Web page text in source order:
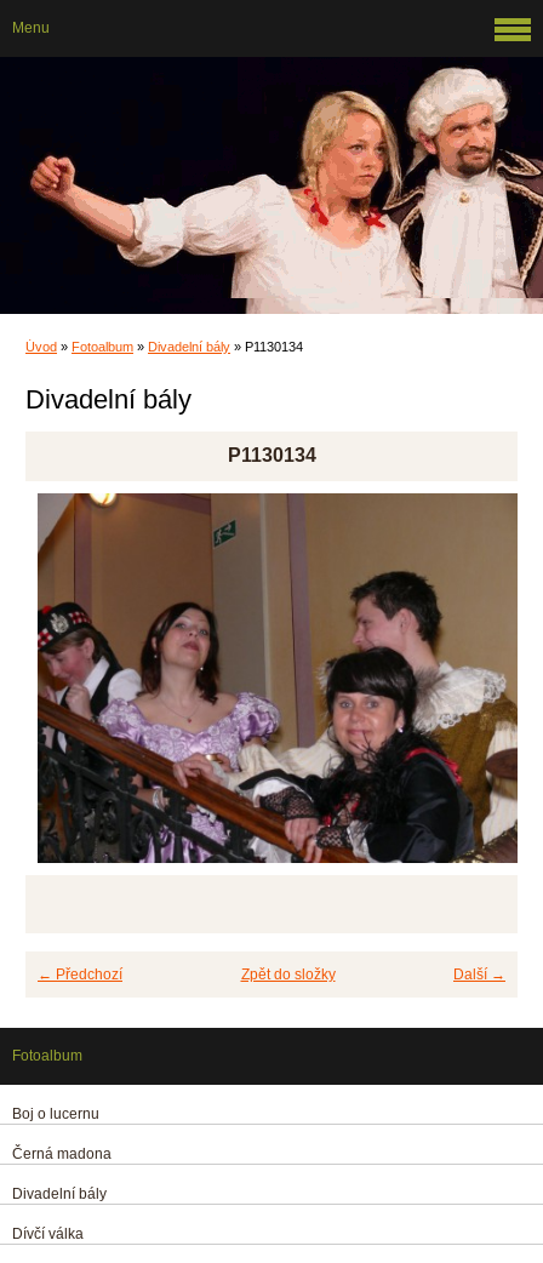
Úvod » Fotoalbum » Divadelní bály » P1130134
Divadelní bály
P1130134
← Předchozí Další →
Zpět do složky
Menu
Fotoalbum
Boj o lucernu
Černá madona
Divadelní bály
Dívčí válka